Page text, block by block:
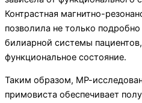
Контрастная магнитно-
позволила не только
билиарной системы
функциональное состояние.
Таким образом, МР-
примовиста обеспечивает